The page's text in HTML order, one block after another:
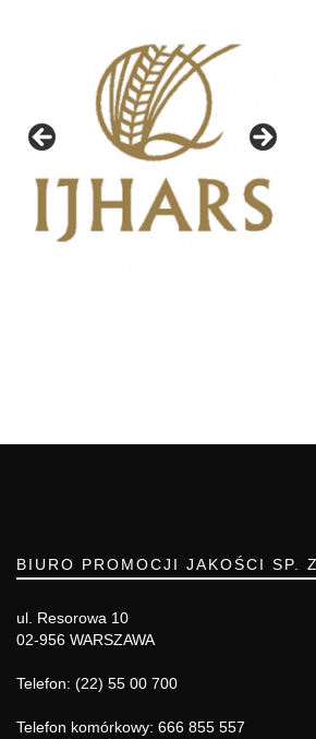
BIURO PROMOCJI JAKOŚCI SP.
ul. Resorowa 10
02-956 WARSZAWA
Telefon: (22) 55 00 700
Telefon komórkowy: 666 855 557